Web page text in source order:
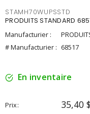
STAMH70WUPSSTD
PRODUITS STANDARD
Manufacturier :
# Manufacturier : 68517
En inventaire
Prix 35,40 $